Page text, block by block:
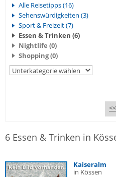
Alle Reisetipps (16)
Sehenswürdigkeiten (3)
Sport & Freizeit (7)
Essen & Trinken (6)
Nightlife (0)
Shopping (0)
6 Essen & Trinken in
Kaiseralm
in Kössen